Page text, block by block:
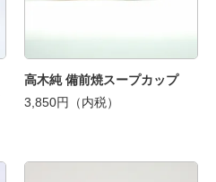
高木純 備前焼スープカップ
3,850円（内税）